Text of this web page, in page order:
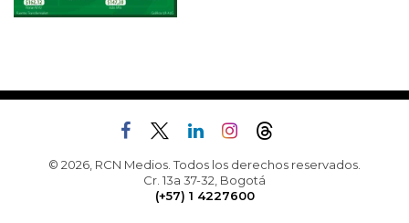
© 2026, RCN Medios. Todos los derechos reservados.
Cr. 13a 37-32, Bogotá
(+57) 1 4227600